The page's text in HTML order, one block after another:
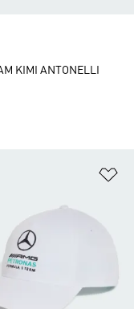
KIMI ANTONELLI